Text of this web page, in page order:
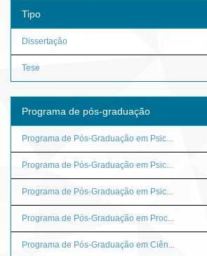
Tipo
Dissertação
Tese
Programa de pós-graduação
Programa de Pós-Graduação em Psic...
Programa de Pós-Graduação em Psic...
Programa de Pós-Graduação em Psic...
Programa de Pós-Graduação em Proc...
Programa de Pós-Graduação em Ciên...